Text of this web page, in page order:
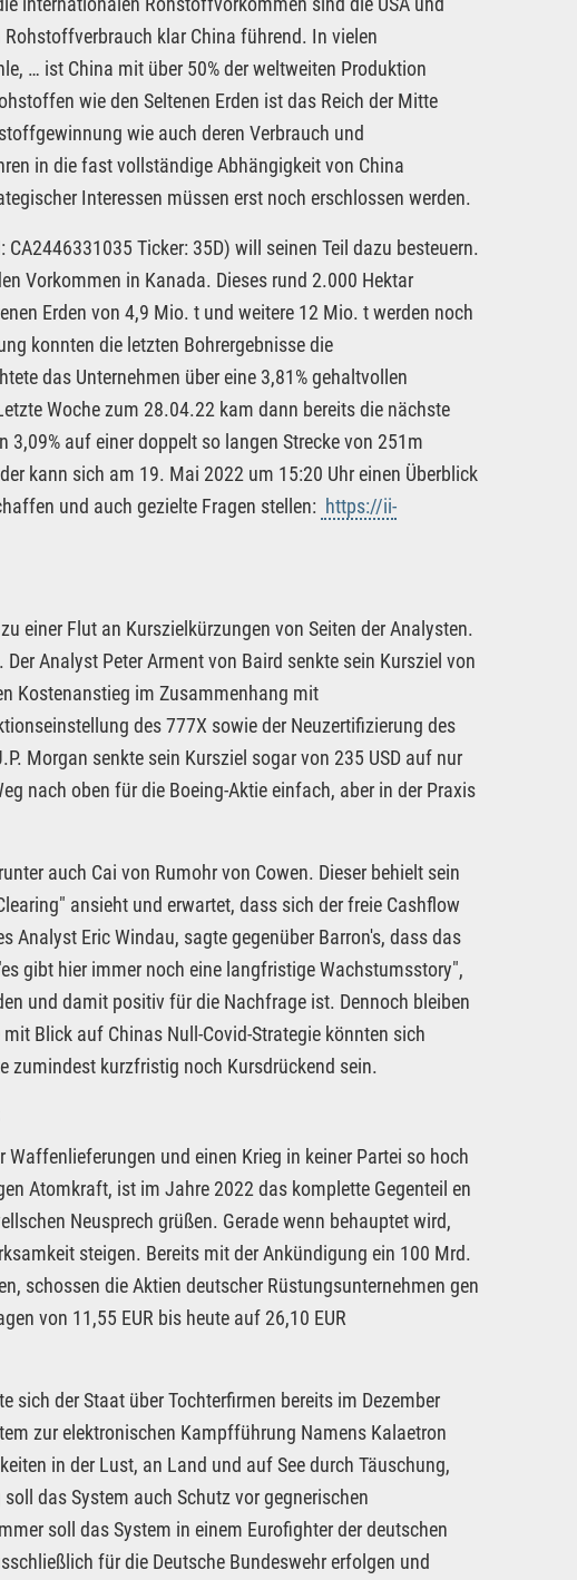
klar China führend. In vielen
… ist China mit über 50% der weltweiten Produktion
wie den Seltenen Erden ist das Reich der Mitte
wie auch deren Verbrauch und
in die fast vollständige Abhängigkeit von China
Interessen müssen erst noch erschlossen werden.
CA2446331035 Ticker: 35D) will seinen Teil dazu besteuern.
Vorkommen in Kanada. Dieses rund 2.000 Hektar
Erden von 4,9 Mio. t und weitere 12 Mio. t werden noch
konnten die letzten Bohrergebnisse die
das Unternehmen über eine 3,81% gehaltvollen
Woche zum 28.04.22 kam dann bereits die nächste
auf einer doppelt so langen Strecke von 251m
kann sich am 19. Mai 2022 um 15:20 Uhr einen Überblick
und auch gezielte Fragen stellen: https://ii-
einer Flut an Kurszielkürzungen von Seiten der Analysten.
Analyst Peter Arment von Baird senkte sein Kursziel von
Kostenanstieg im Zusammenhang mit
des 777X sowie der Neuzertifizierung des
Morgan senkte sein Kursziel sogar von 235 USD auf nur
nach oben für die Boeing-Aktie einfach, aber in der Praxis
auch Cai von Rumohr von Cowen. Dieser behielt sein
ansieht und erwartet, dass sich der freie Cashflow
Analyst Eric Windau, sagte gegenüber Barron's, dass das
gibt hier immer noch eine langfristige Wachstumsstory",
und damit positiv für die Nachfrage ist. Dennoch bleiben
Blick auf Chinas Null-Covid-Strategie könnten sich
zumindest kurzfristig noch Kursdrückend sein.
und einen Krieg in keiner Partei so hoch
Atomkraft, ist im Jahre 2022 das komplette Gegenteil en
Neusprech grüßen. Gerade wenn behauptet wird,
steigen. Bereits mit der Ankündigung ein 100 Mrd.
schossen die Aktien deutscher Rüstungsunternehmen gen
von 11,55 EUR bis heute auf 26,10 EUR
sich der Staat über Tochterfirmen bereits im Dezember
zur elektronischen Kampfführung Namens Kalaetron
in der Lust, an Land und auf See durch Täuschung,
das System auch Schutz vor gegnerischen
soll das System in einem Eurofighter der deutschen
für die Deutsche Bundeswehr erfolgen und